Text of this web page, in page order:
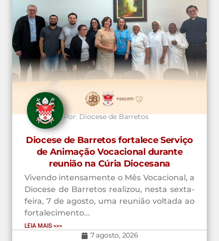
Por:Diocese de Barretos
Diocese de Barretos fortalece Serviço
de Animação Vocacional durante
reunião na Cúria Diocesana
Vivendo intensamente o Mês Vocacional, a
Diocese de Barretos realizou, nesta sexta-
feira, 7 de agosto, uma reunião voltada ao
fortalecimento...
LEIA MAIS >>>
7 agosto, 2026